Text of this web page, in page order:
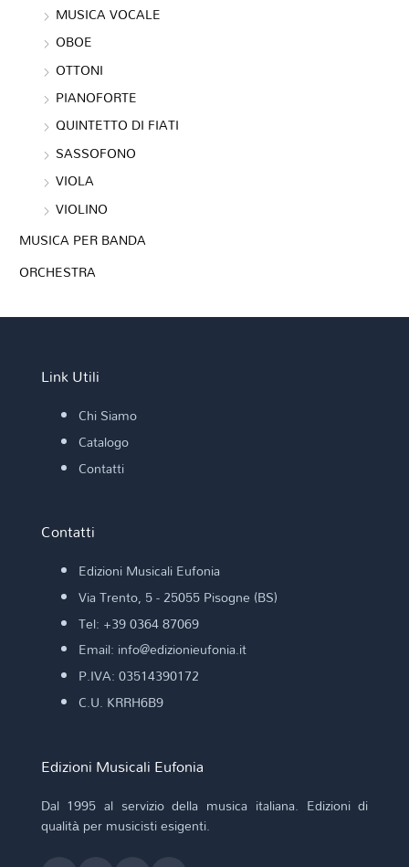
MUSICA VOCALE
OBOE
OTTONI
PIANOFORTE
QUINTETTO DI FIATI
SASSOFONO
VIOLA
VIOLINO
MUSICA PER BANDA
ORCHESTRA
Link Utili
Chi Siamo
Catalogo
Contatti
Contatti
Edizioni Musicali Eufonia
Via Trento, 5 - 25055 Pisogne (BS)
Tel: +39 0364 87069
Email: info@edizionieufonia.it
P.IVA: 03514390172
C.U. KRRH6B9
Edizioni Musicali Eufonia
Dal 1995 al servizio della musica italiana. Edizioni di
qualità per musicisti esigenti.